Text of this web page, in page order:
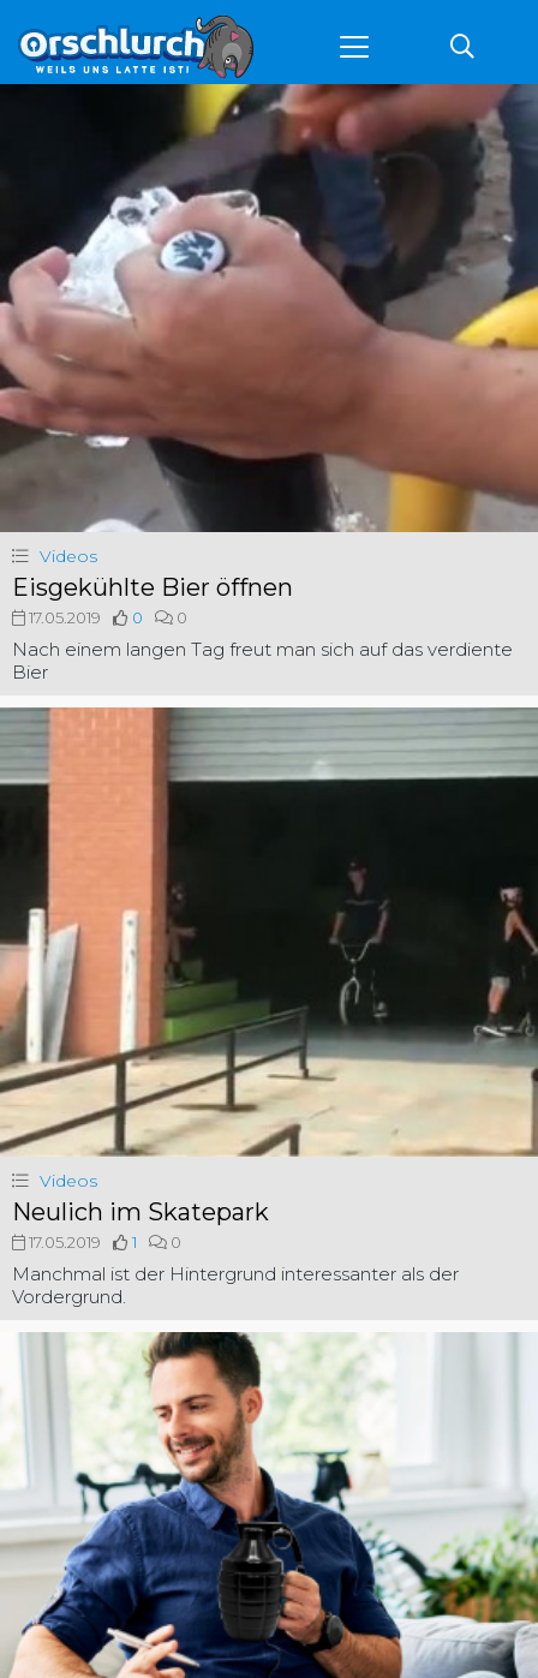
Videos
Eisgekühlte Bier öffnen
17.05.2019 0 0
Nach einem langen Tag freut man sich auf das verdiente
Bier
Videos
Neulich im Skatepark
17.05.2019 1 0
Manchmal ist der Hintergrund interessanter als der
Vordergrund.